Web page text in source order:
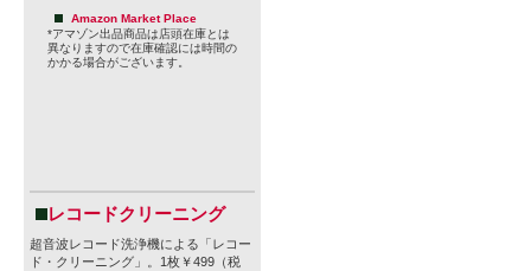
Amazon Market Place
*アマゾン出品商品は店頭在庫とは
異なりますので在庫確認には時間の
かかる場合がございます。
レコードクリーニング
超音波レコード洗浄機による「レコー
ド・クリーニング」。1枚￥499（税